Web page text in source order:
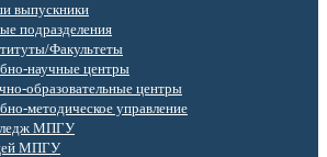
выпускники
подразделения
Факультеты
научные центры
образовательные центры
методическое управление
МПГУ
МПГУ